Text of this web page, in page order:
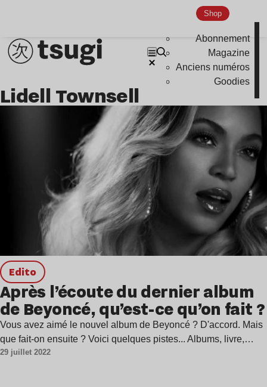
Shop
Abonnement
Magazine
Anciens numéros
Goodies
Indie
Lidell Townsell
Edito
Après l’écoute du dernier album
de Beyoncé, qu’est-ce qu’on fait ?
Vous avez aimé le nouvel album de Beyoncé ? D'accord. Mais
que fait-on ensuite ? Voici quelques pistes... Albums, livre,…
29 juillet 2022